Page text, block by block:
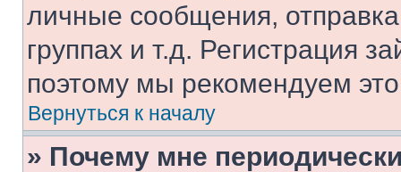
личные сообщения,
группах и т.д. Регистрация
поэтому мы рекомендуем
Вернуться к началу
» Почему мне